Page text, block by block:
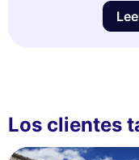
Los clientes